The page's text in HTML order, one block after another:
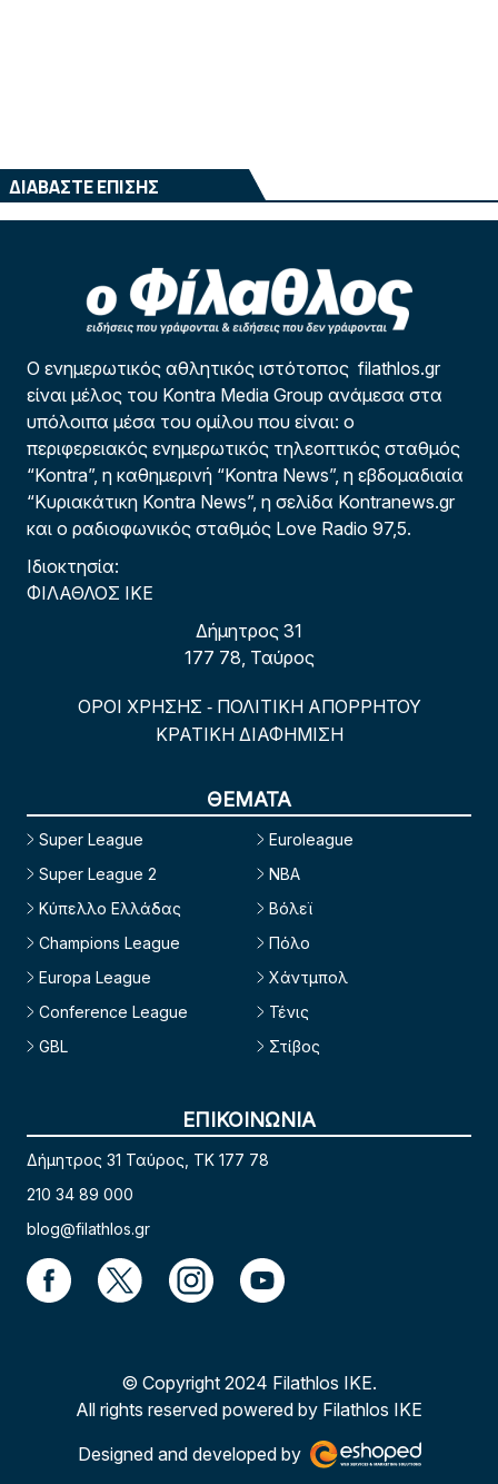
ΔΙΑΒΑΣΤΕ ΕΠΙΣΗΣ
Ο ενημερωτικός αθλητικός ιστότοπος filathlos.gr
είναι μέλος του Kontra Media Group ανάμεσα στα
υπόλοιπα μέσα του ομίλου που είναι: ο
περιφερειακός ενημερωτικός τηλεοπτικός σταθμός
“Kontra”, η καθημερινή “Kontra News”, η εβδομαδιαία
“Κυριακάτικη Kontra News”, η σελίδα Kontranews.gr
και ο ραδιοφωνικός σταθμός Love Radio 97,5.
Ιδιοκτησία:
ΦΙΛΑΘΛΟΣ ΙΚΕ
Δήμητρος 31
177 78, Ταύρος
ΟΡΟΙ ΧΡΗΣΗΣ - ΠΟΛΙΤΙΚΗ ΑΠΟΡΡΗΤΟΥ
ΚΡΑΤΙΚΗ ΔΙΑΦΗΜΙΣΗ
ΘΕΜΑΤΑ
Super League
Super League 2
Κύπελλο Ελλάδας
Champions League
Europa League
Conference League
GBL
Euroleague
NBA
Βόλεϊ
Πόλο
Χάντμπολ
Τένις
Στίβος
ΕΠΙΚΟΙΝΩΝΙΑ
Δήμητρος 31 Ταύρος, TK 177 78
210 34 89 000
blog@filathlos.gr
© Copyright 2024 Filathlos ΙΚΕ.
All rights reserved powered by Filathlos ΙΚΕ
Designed and developed by